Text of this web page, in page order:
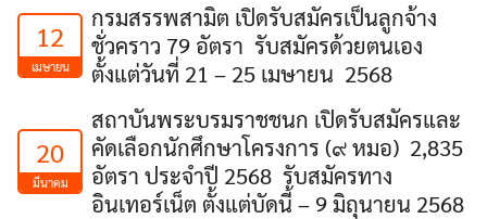
12
เมษายน
กรมสรรพสามิต เปิดรับสมัครเป็นลูกจ้าง
ชั่วคราว 79 อัตรา รับสมัครด้วยตนเอง
ตั้งแต่วันที่ 21 – 25 เมษายน 2568
20
มีนาคม
สถาบันพระบรมราชชนก เปิดรับสมัครและ
คัดเลือกนักศึกษาโครงการ (๙ หมอ) 2,835
อัตรา ประจำปี 2568 รับสมัครทาง
อินเทอร์เน็ต ตั้งแต่บัดนี้ – 9 มิถุนายน 2568